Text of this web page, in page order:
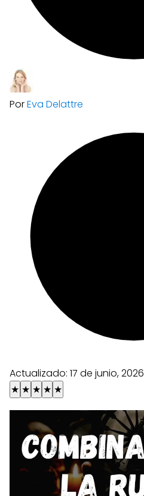
PorEva Delattre
Actualizado: 17 de junio, 2026
★ ★ ★ ★ ★